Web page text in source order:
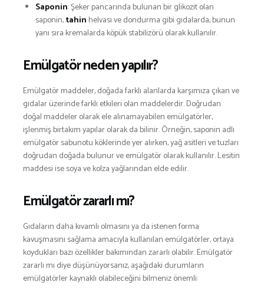
Saponin: Şeker pancarında bulunan bir glikozit olan
saponin,tahin helvası ve dondurma gibi gıdalarda, bunun
yanı sıra kremalarda köpük stabilizörü olarak kullanılır.
Emülgatör neden yapılır?
Emülgatör maddeler, doğada farklı alanlarda karşımıza çıkan ve
gıdalar üzerinde farklı etkileri olan maddelerdir. Doğrudan
doğal maddeler olarak ele alınamayabilen emülgatörler,
işlenmiş birtakım yapılar olarak da bilinir. Örneğin, saponin adlı
emülgatör sabunotu köklerinde yer alırken, yağ asitleri ve tuzları
doğrudan doğada bulunur ve emülgatör olarak kullanılır. Lesitin
maddesi ise soya ve kolza yağlarından elde edilir.
Emülgatör zararlı mı?
Gıdaların daha kıvamlı olmasını ya da istenen forma
kavuşmasını sağlama amacıyla kullanılan emülgatörler, ortaya
koydukları bazı özellikler bakımından zararlı olabilir. Emülgatör
zararlı mı diye düşünüyorsanız, aşağıdaki durumların
emülgatörler kaynaklı olabileceğini bilmeniz önemli: